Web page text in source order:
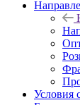
Условия